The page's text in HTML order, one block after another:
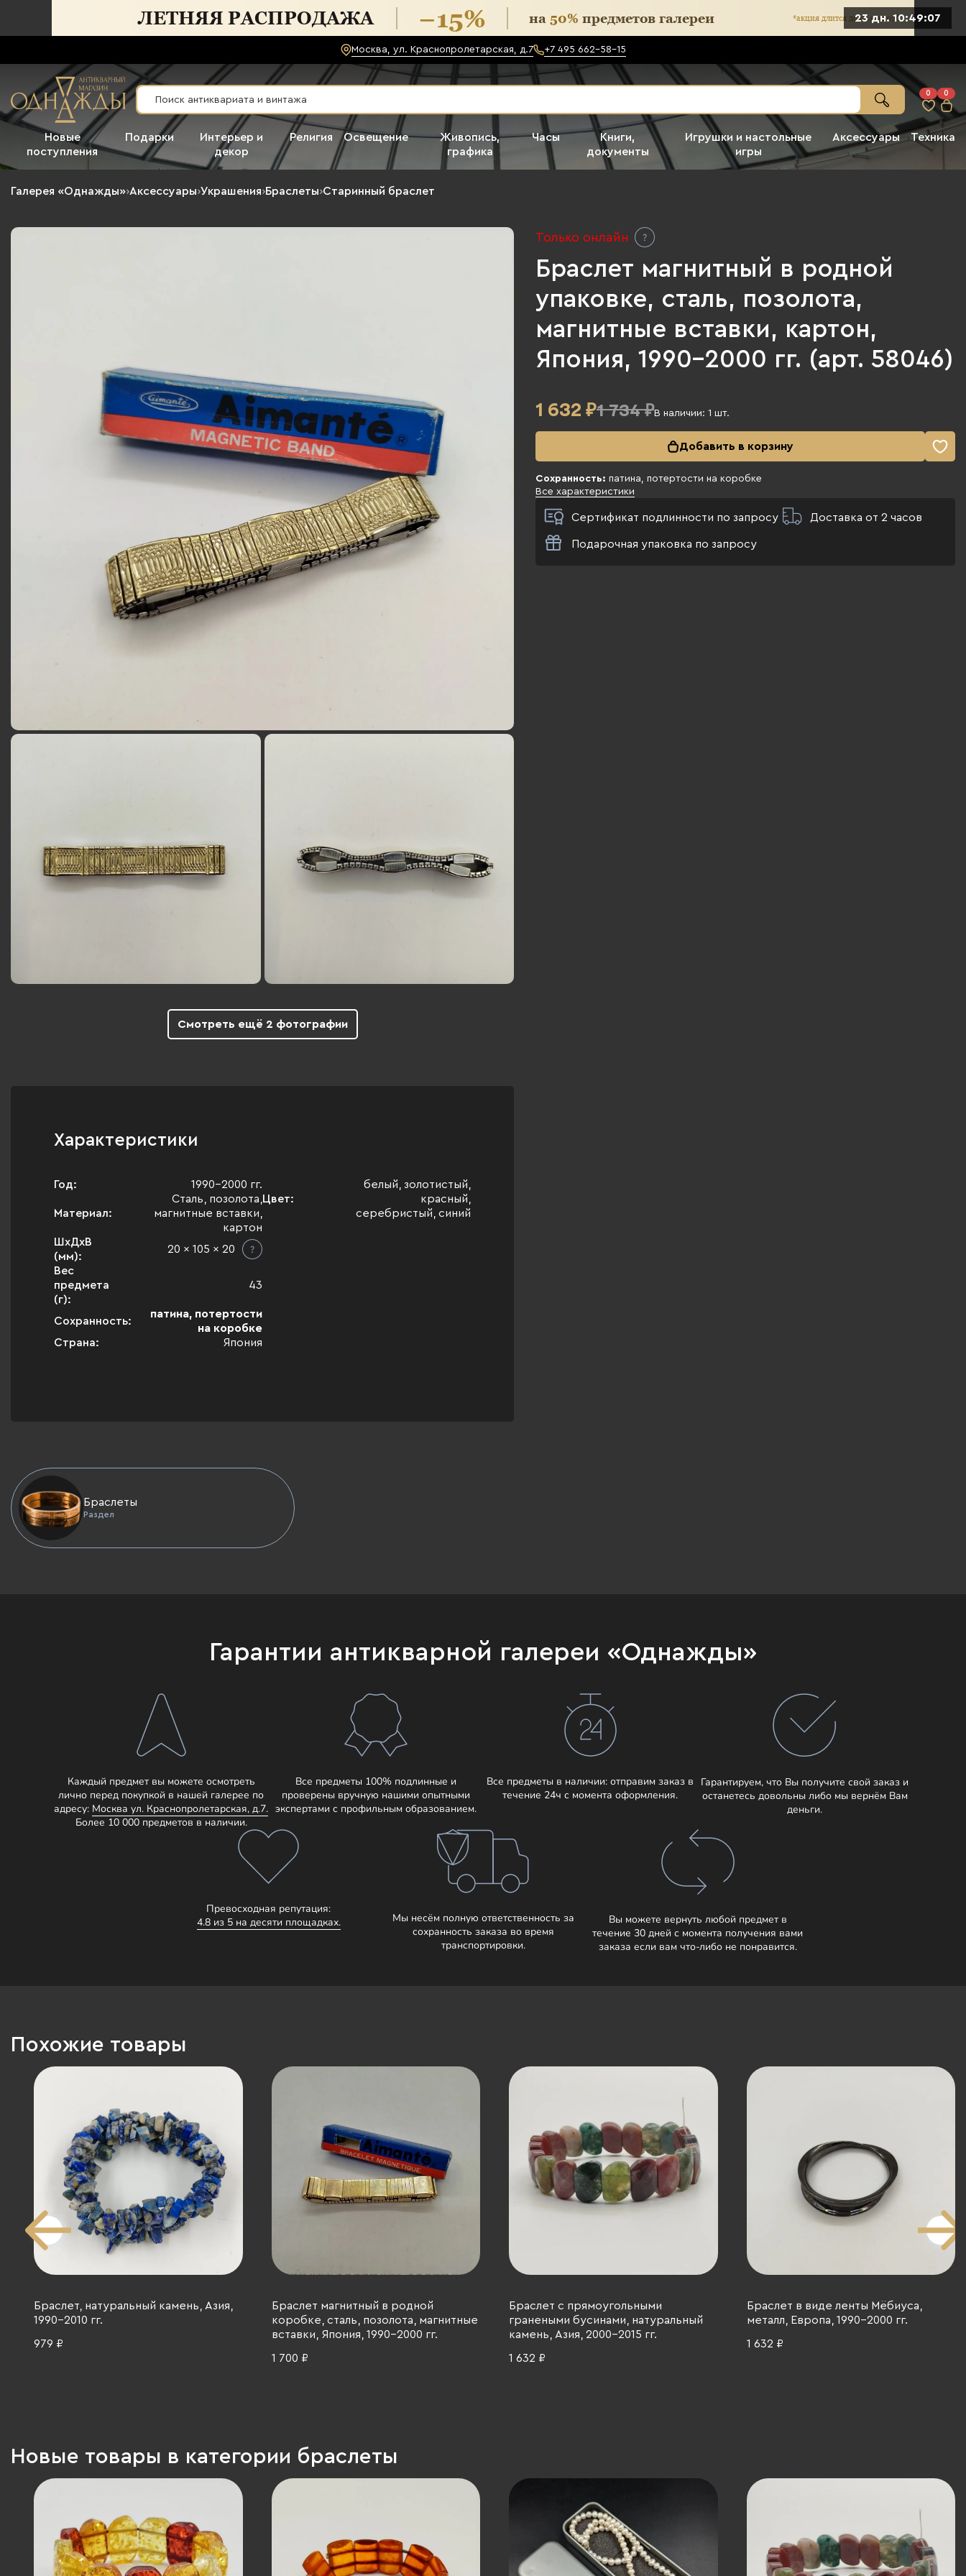
23 дн. 10:49:06
Москва, ул. Краснопролетарская, д.7 +7 495 662-58-15
0 0
Новые
поступления
Подарки
Интерьер и
декор
Религия Освещение
Живопись,
графика
Часы
Книги,
документы
Игрушки и настольные
игры
Аксессуары Техника
Галерея «Однажды»›Аксессуары›Украшения›Браслеты›Старинный браслет
Смотреть ещё 2 фотографии
Только онлайн
Браслет магнитный в родной
упаковке, сталь, позолота,
магнитные вставки, картон,
Япония, 1990-2000 гг. (арт. 58046)
1 632 ₽1 734 ₽В наличии: 1 шт.
Добавить в корзину
Сохранность: патина, потертости на коробке
Все характеристики
Сертификат подлинности по запросу Доставка от 2 часов
Подарочная упаковка по запросу
Характеристики
Год: 1990-2000 гг.
Материал:
Сталь, позолота,
магнитные вставки,
картон
ШхДхВ
(мм):
20 x 105 x 20
Вес
предмета
(г):
43
Сохранность:
патина, потертости
на коробке
Страна:
Япония
Цвет:
белый, золотистый,
красный,
серебристый, синий
Браслеты
Раздел
Гарантии антикварной галереи «Однажды»
Каждый предмет вы можете осмотреть
лично перед покупкой в нашей галерее по
адресу: Москва ул. Краснопролетарская, д.7.
Более 10 000 предметов в наличии.
Все предметы 100% подлинные и
проверены вручную нашими опытными
экспертами с профильным образованием.
Все предметы в наличии: отправим заказ в
течение 24ч с момента оформления.
Гарантируем, что Вы получите свой заказ и
останетесь довольны либо мы вернём Вам
деньги.
Превосходная репутация:
4.8 из 5 на десяти площадках.
Мы несём полную ответственность за
сохранность заказа во время
транспортировки.
Вы можете вернуть любой предмет в
течение 30 дней с момента получения вами
заказа если вам что-либо не понравится.
Похожие товары
Браслет, натуральный камень, Азия,
1990-2010 гг.
979 ₽
Браслет магнитный в родной
коробке, сталь, позолота, магнитные
вставки, Япония, 1990-2000 гг.
1 700 ₽
Браслет с прямоугольными
гранеными бусинами, натуральный
камень, Азия, 2000-2015 гг.
1 632 ₽
Браслет в виде ленты Мёбиуса,
металл, Европа, 1990-2000 гг.
1 632 ₽
Новые товары в категории браслеты